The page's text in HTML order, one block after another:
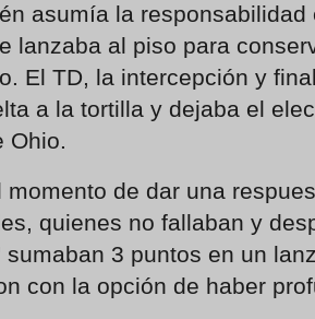
asumía la
lanzaba al piso para
El TD, la intercepción y
a la tortilla y dejaba el
Ohio.
momento de dar una
quienes no fallaban y
sumaban 3 puntos en un
con la opción de haber